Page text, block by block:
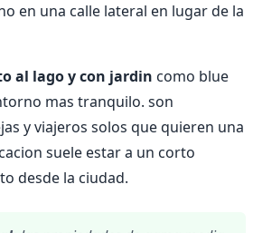
en una calle lateral en lugar de la
al lago y con jardin como blue
mas tranquilo. son
y viajeros solos que quieren una
suele estar a un corto
desde la ciudad.